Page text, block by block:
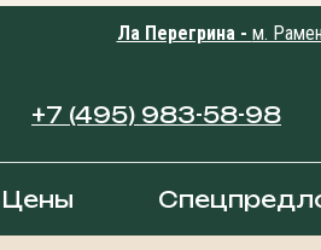
Ла Перегрина - м.
+7 (495) 983-58-98
Цены